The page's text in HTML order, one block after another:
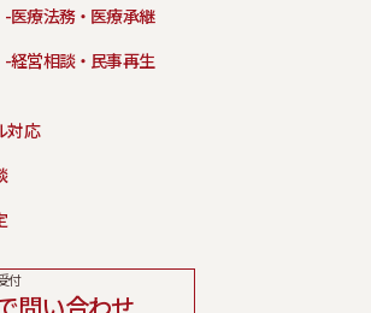
付
-医療法務・医療承継
-経営相談・民事再生
対応